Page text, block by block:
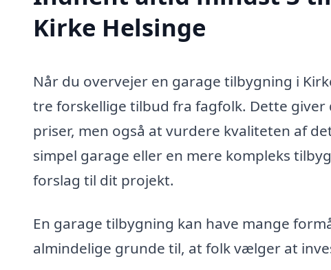
Kirke Helsinge
Når du overvejer en garage tilbygning i
tre forskellige tilbud fra fagfolk. Dette
priser, men også at vurdere kvaliteten af
simpel garage eller en mere kompleks
forslag til dit projekt.
En garage tilbygning kan have mange
almindelige grunde til, at folk vælger at